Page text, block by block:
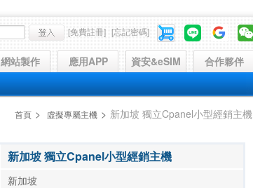
[免費註冊] [忘記密碼]
網站製作 應用APP 資安&eSIM 合作夥伴
首頁 > 虛擬專屬主機 > 新加坡 獨立Cpanel小型經銷主機
新加坡 獨立Cpanel小型經銷主機
新加坡